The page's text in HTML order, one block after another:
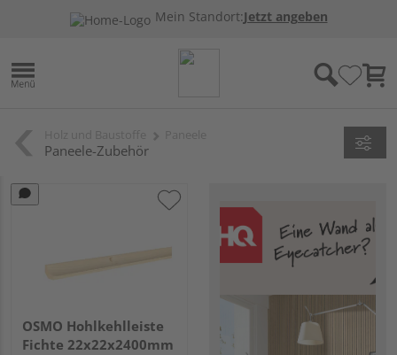
Mein Standort:Jetzt angeben
Paneele-Zubehör
OSMO Hohlkehlleiste
Fichte 22x22x2400mm